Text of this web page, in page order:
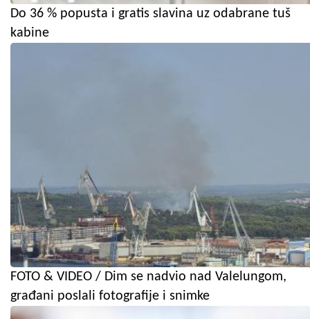
Do 36 % popusta i gratis slavina uz odabrane tuš
kabine
FOTO & VIDEO / Dim se nadvio nad Valelungom,
građani poslali fotografije i snimke